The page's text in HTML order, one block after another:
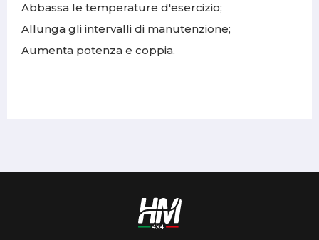
Abbassa le temperature d'esercizio;
Allunga gli intervalli di manutenzione;
Aumenta potenza e coppia.